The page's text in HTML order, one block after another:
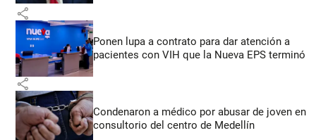
share
Ponen lupa a contrato para dar atención a
pacientes con VIH que la Nueva EPS terminó
share
Condenaron a médico por abusar de joven en
consultorio del centro de Medellín